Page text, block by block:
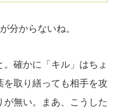
分からないね。
確かに「キル」はちょ
を取り繕っても相手を攻
無い。まあ、こうした